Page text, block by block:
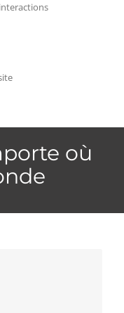
où
to our customers.